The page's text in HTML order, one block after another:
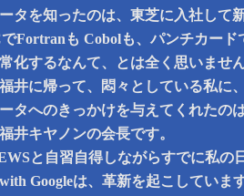
タを知ったのは、東芝に入社して
Fortranも Cobolも、パンチカード
化するなんて、とは全く思いませ
井に帰って、悶々としている私に
タへのきっかけを与えてくれたの
井キヤノンの会長です。
と自習自得しながらすでに私の
Googleは、革新を起こしていま